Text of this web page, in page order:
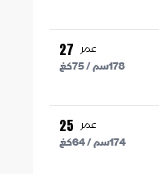
عمر 27
178سم /75كغ
عمر 25
174سم /64كغ